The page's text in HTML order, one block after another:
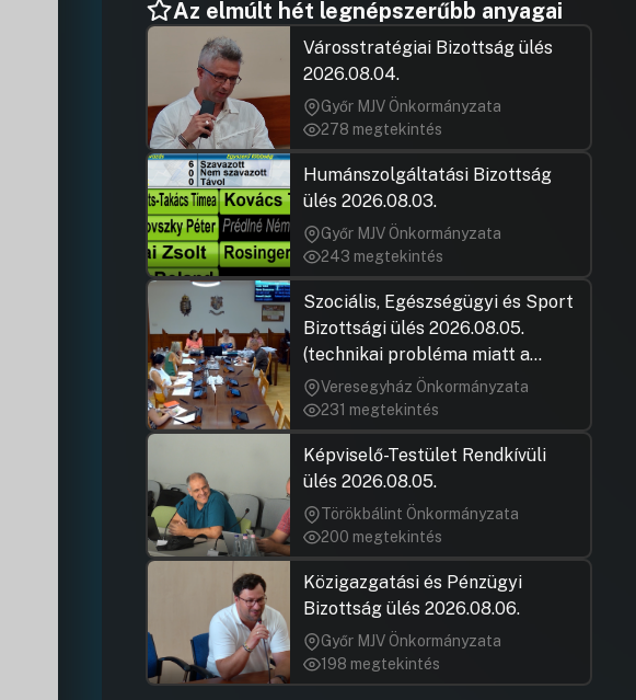
Az elmúlt hét legnépszerűbb anyagai
Városstratégiai Bizottság ülés
2026.08.04.
Győr MJV Önkormányzata
278 megtekintés
Humánszolgáltatási Bizottság
ülés 2026.08.03.
Győr MJV Önkormányzata
243 megtekintés
Szociális, Egészségügyi és Sport
Bizottsági ülés 2026.08.05.
(technikai probléma miatt a
jegyzőkönyv elfogadása nem
rögzült)
Veresegyház Önkormányzata
231 megtekintés
Képviselő-Testület Rendkívüli
ülés 2026.08.05.
Törökbálint Önkormányzata
200 megtekintés
Közigazgatási és Pénzügyi
Bizottság ülés 2026.08.06.
Győr MJV Önkormányzata
198 megtekintés